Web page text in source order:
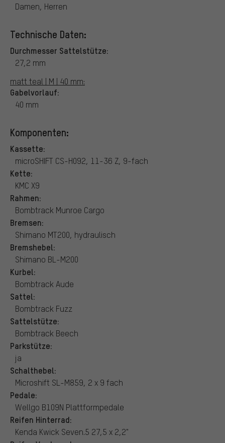
Damen, Herren
Technische Daten:
Durchmesser Sattelstütze:
27,2 mm
matt teal | M | 40 mm:
Gabelvorlauf:
40 mm
Komponenten:
Kassette:
microSHIFT CS-H092, 11-36 Z, 9-fach
Kette:
KMC X9
Rahmen:
Bombtrack Munroe Cargo
Bremsen:
Shimano MT200, hydraulisch
Bremshebel:
Shimano BL-M200
Kurbel:
Bombtrack Aude
Sattel:
Bombtrack Fuzz
Sattelstütze:
Bombtrack Beech
Parkstütze:
ja
Schalthebel:
Microshift SL-M859, 2 x 9 fach
Pedale:
Wellgo B109N Plattformpedale
Reifen Hinterrad:
Kenda Kwick Seven.5 27,5 x 2,2"